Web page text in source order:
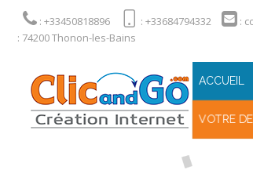
: +33450818896 : +33684794332
:
: 74200 Thonon-les-Bains
ACCUEIL
VOTRE